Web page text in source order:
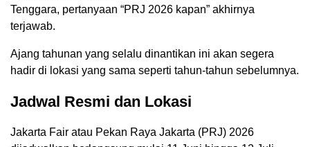
Tenggara, pertanyaan “PRJ 2026 kapan” akhirnya
terjawab.
Ajang tahunan yang selalu dinantikan ini akan segera
hadir di lokasi yang sama seperti tahun-tahun sebelumnya.
Jadwal Resmi dan Lokasi
Jakarta Fair atau Pekan Raya Jakarta (PRJ) 2026